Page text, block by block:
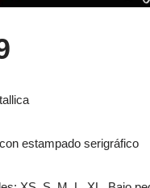
estampado serigráfico